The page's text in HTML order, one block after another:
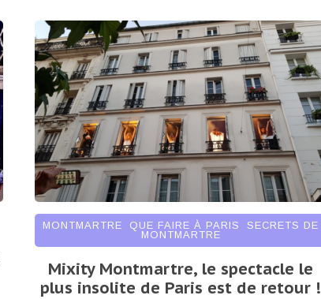
MONTMARTRE QUE FAIRE À PARIS
SECRETS DE
MONTMARTRE
Mixity Montmartre, le spectacle le
plus insolite de Paris est de retour !